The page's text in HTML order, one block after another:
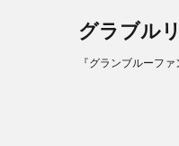
グラブル
『グランブルーフ